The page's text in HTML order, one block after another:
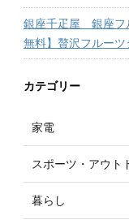
銀座千疋屋 銀座フ
無料】贅沢フルーツ
カテゴリー
家電
スポーツ・アウト
暮らし